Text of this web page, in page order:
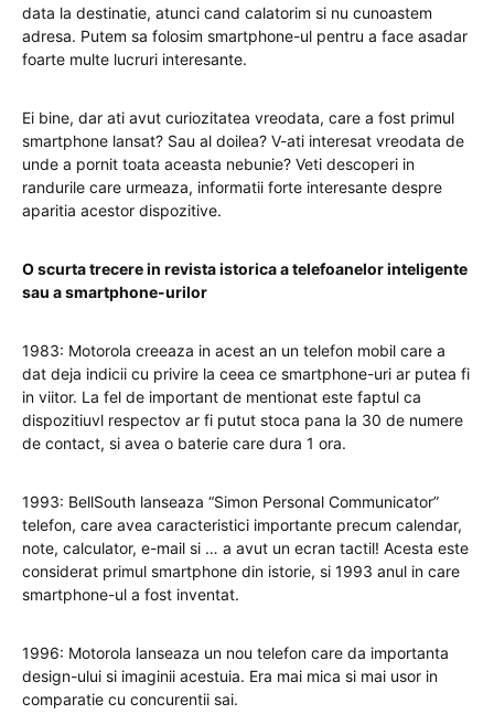
data la destinatie, atunci cand calatorim si nu cunoastem
adresa. Putem sa folosim smartphone-ul pentru a face asadar
foarte multe lucruri interesante.
Ei bine, dar ati avut curiozitatea vreodata, care a fost primul
smartphone lansat? Sau al doilea? V-ati interesat vreodata de
unde a pornit toata aceasta nebunie? Veti descoperi in
randurile care urmeaza, informatii forte interesante despre
aparitia acestor dispozitive.
O scurta trecere in revista istorica a telefoanelor inteligente
sau a smartphone-urilor
1983: Motorola creeaza in acest an un telefon mobil care a
dat deja indicii cu privire la ceea ce smartphone-uri ar putea fi
in viitor. La fel de important de mentionat este faptul ca
dispozitiuvl respectov ar fi putut stoca pana la 30 de numere
de contact, si avea o baterie care dura 1 ora.
1993: BellSouth lanseaza “Simon Personal Communicator”
telefon, care avea caracteristici importante precum calendar,
note, calculator, e-mail si … a avut un ecran tactil! Acesta este
considerat primul smartphone din istorie, si 1993 anul in care
smartphone-ul a fost inventat.
1996: Motorola lanseaza un nou telefon care da importanta
design-ului si imaginii acestuia. Era mai mica si mai usor in
comparatie cu concurentii sai.